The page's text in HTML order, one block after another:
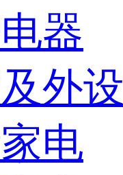
器
外设
电